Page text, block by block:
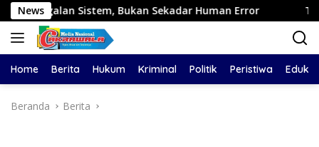
Langsung
ke
konten
News
Bukan Sekadar Human Error Triv Group dan Gabriel
Home Berita Hukum Kriminal Politik Peristiwa
Beranda Berita